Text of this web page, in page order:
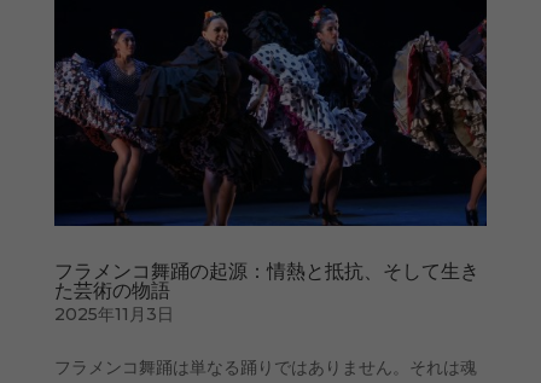
フラメンコ舞踊の起源：情熱と抵抗、そして生き
た芸術の物語
2025年11月3日
フラメンコ舞踊は単なる踊りではありません。それは魂